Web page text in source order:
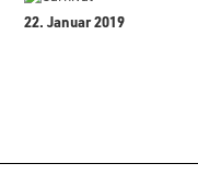
22. Januar 2019